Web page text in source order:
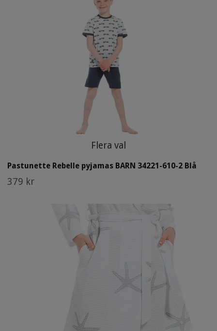
Flera val
Pastunette Rebelle pyjamas BARN 34221-610-2 Blå
379 kr